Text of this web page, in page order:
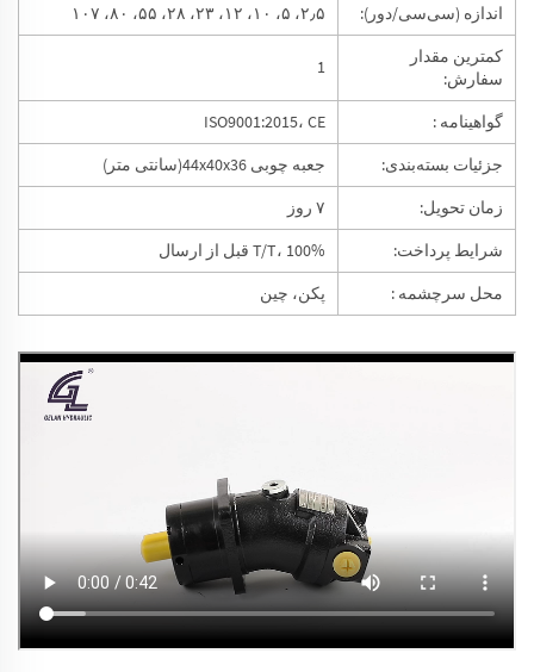
اندازه (سی‌سی/دور):
۲٫۵، ۵، ۱۰، ۱۲، ۲۳، ۲۸، ۵۵، ۸۰، ۱۰۷
کمترین مقدار
سفارش:
1
گواهینامه :
ISO9001:2015، CE
جزئیات بسته‌بندی:
جعبه چوبی 44x40x36(سانتی متر)
زمان تحویل:
۷ روز
شرایط پرداخت:
T/T، 100% قبل از ارسال
محل سرچشمه :
پکن، چین